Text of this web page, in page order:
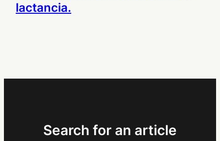
lactancia.
Search for an article